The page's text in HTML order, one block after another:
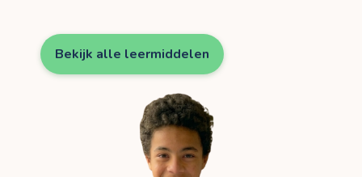
Bekijk alle leermiddelen